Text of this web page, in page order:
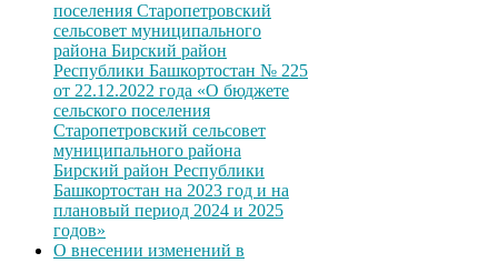
поселения Старопетровский
сельсовет муниципального
района Бирский район
Республики Башкортостан № 225
от 22.12.2022 года «О бюджете
сельского поселения
Старопетровский сельсовет
муниципального района
Бирский район Республики
Башкортостан на 2023 год и на
плановый период 2024 и 2025
годов»
О внесении изменений в